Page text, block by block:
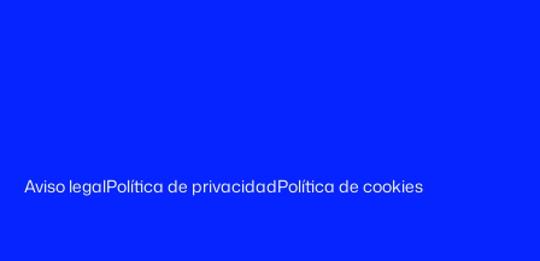
Aviso legalPolítica de privacidadPolítica de cookies